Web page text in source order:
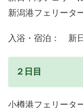
新潟港フェリータ
入浴・宿泊： 新
２日目
小樽港フェリータ